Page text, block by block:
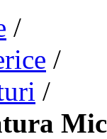
/
/
/